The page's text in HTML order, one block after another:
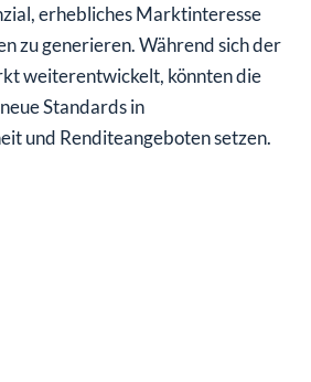
erhebliches Marktinteresse
zu generieren. Während sich der
weiterentwickelt, könnten die
Standards in
und Renditeangeboten setzen.